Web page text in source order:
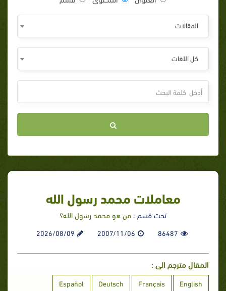
المقالات
كل اللغات
معاملات محمد رسول الله
تحت قسم : من هو محمد رسول الله؟
86487
2007/11/06
2026/08/09
المقال مترجم الى :
English
Français
Deutsch
Español